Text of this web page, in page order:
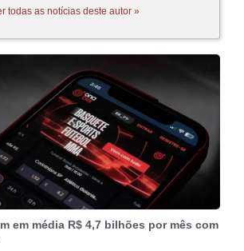
todas as notícias deste autor »
em média R$ 4,7 bilhões por mês com